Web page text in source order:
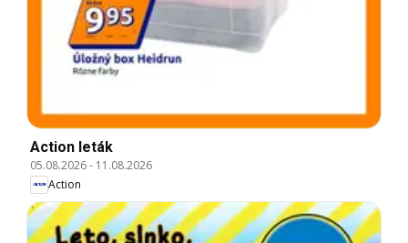
Action leták
05.08.2026- 11.08.2026
Action